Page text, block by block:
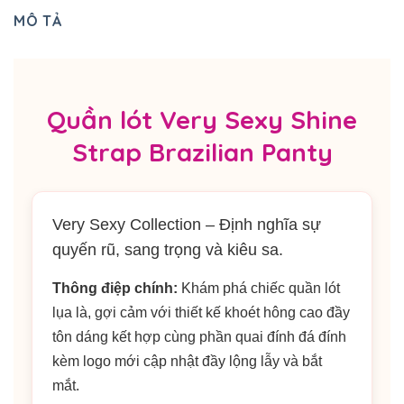
MÔ TẢ
Quần lót Very Sexy Shine
Strap Brazilian Panty
Very Sexy Collection – Định nghĩa sự
quyến rũ, sang trọng và kiêu sa.
Thông điệp chính: Khám phá chiếc quần lót
lụa là, gợi cảm với thiết kế khoét hông cao đầy
tôn dáng kết hợp cùng phần quai đính đá đính
kèm logo mới cập nhật đầy lộng lẫy và bắt
mắt.